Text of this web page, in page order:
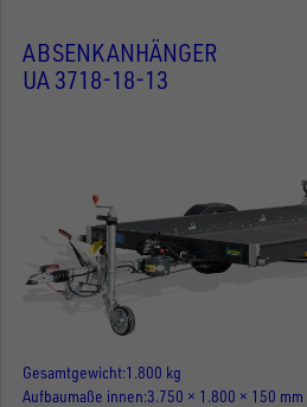
ABSENKANHÄNGER
UA 3718-18-13
Gesamtgewicht 1.800 kg
Aufbaumaße innen 3.750 × 1.800 × 150 mm